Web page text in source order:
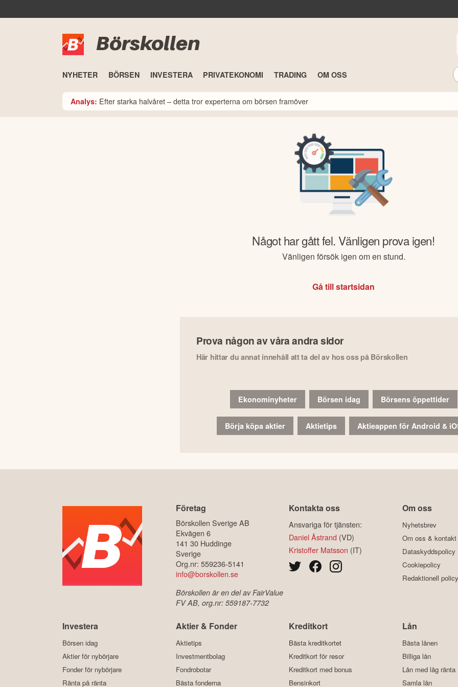
Börskollen
NYHETER BÖRSEN INVESTERA PRIVATEKONOMI TRADING OM OSS
Analys: Efter starka halvåret – detta tror experterna om börsen framöver
Något har gått fel. Vänligen prova igen!
Vänligen försök igen om en stund.
Gå till startsidan
Prova någon av våra andra sidor
Här hittar du annat innehåll att ta del av hos oss på Börskollen
Ekonominyheter Börsen idag Börsens öppettider
Börja köpa aktier Aktietips Aktieappen för Android &
Företag
Börskollen Sverige AB
Ekvägen 6
141 30 Huddinge
Sverige
Org.nr: 559236-5141
info@borskollen.se
Börskollen är en del av FairValue
FV AB, org.nr: 559187-7732
Kontakta oss
Ansvariga för tjänsten:
Daniel Åstrand (VD)
Kristoffer Matsson (IT)
Om oss
Nyhetsbrev
Om oss & kontakt
Dataskyddspolicy
Cookiepolicy
Redaktionell policy
Investera
Börsen idag
Aktier för nybörjare
Fonder för nybörjare
Ränta på ränta
Aktier & Fonder
Aktietips
Investmentbolag
Fondrobotar
Bästa fonderna
Kreditkort
Bästa kreditkortet
Kreditkort för resor
Kreditkort med bonus
Bensinkort
Lån
Bästa lånen
Billiga lån
Lån med låg ränta
Samla lån